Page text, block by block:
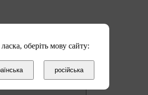
оберіть мову сайту:
російська